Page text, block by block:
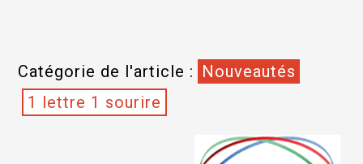
Catégorie de l'article : Nouveautés
1 lettre 1 sourire